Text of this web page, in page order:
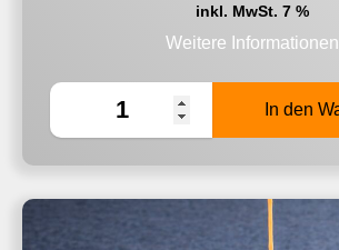
inkl. MwSt. 7 %
Weitere Informationen